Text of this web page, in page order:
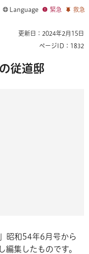
Language 緊急 救急
更新日：2024年2月15日
ページID：1832
従道邸
昭和54年6月号から
集したものです。